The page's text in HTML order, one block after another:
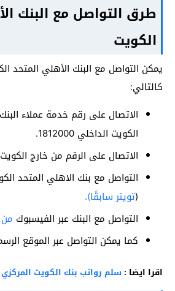
طرق التواصل مع البنك
الكويت
يمكن التواصل مع البنك الأهلي
كالتالي:
الاتصال على رقم خدمة عملاء
الكويت الداخلي 1812000.
الاتصال على الرقم من خارج الكويت:
التواصل مع بنك الاهلي المتحد
(تويتر سابقًا).
التواصل مع البنك عبر الفيسبوك
كما يمكن التواصل عبر الموقع
اقرا ايضا : سلم رواتب بنك الكويت المركزي